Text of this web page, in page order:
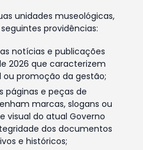
unidades museológicas,
providências:
notícias e publicações
2026 que caracterizem
promoção da gestão;
páginas e peças de
marcas, slogans ou
visual do atual Governo
dos documentos
e históricos;